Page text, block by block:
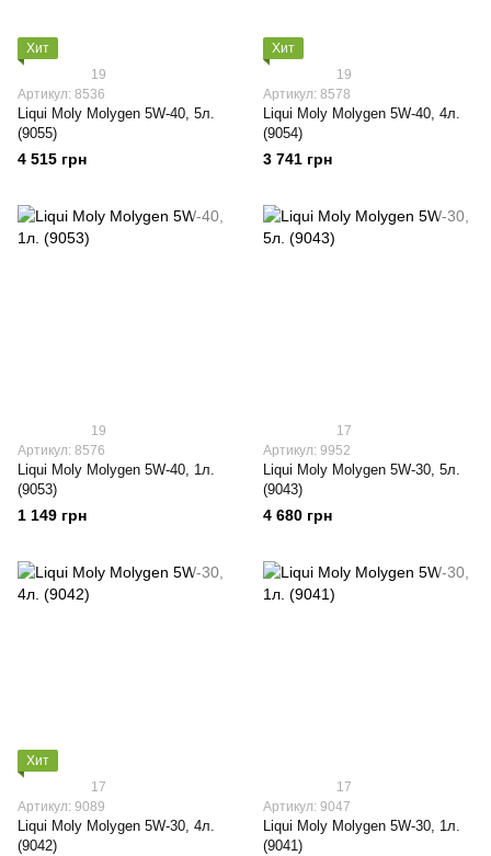
Хит
19
Артикул: 8536
Liqui Moly Molygen 5W-40, 5л.
(9055)
4 515 грн
Хит
19
Артикул: 8578
Liqui Moly Molygen 5W-40, 4л.
(9054)
3 741 грн
19
Артикул: 8576
Liqui Moly Molygen 5W-40, 1л.
(9053)
1 149 грн
17
Артикул: 9952
Liqui Moly Molygen 5W-30, 5л.
(9043)
4 680 грн
Хит
17
Артикул: 9089
Liqui Moly Molygen 5W-30, 4л.
(9042)
17
Артикул: 9047
Liqui Moly Molygen 5W-30, 1л.
(9041)